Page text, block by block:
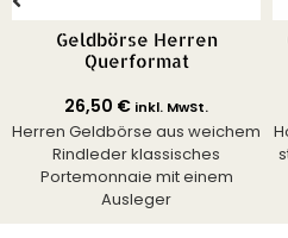
Geldbörse Herren
Querformat
26,50 € inkl. MwSt.
Herren Geldbörse aus weichem
Rindleder klassisches
Portemonnaie mit einem
Ausleger